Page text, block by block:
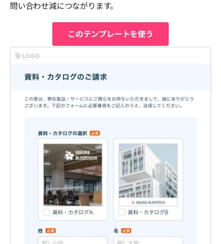
問い合わせ減につながります。
このテンプレートを使う